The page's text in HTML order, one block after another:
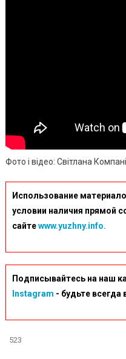
Фото і відео: Світлана
Использование
условии наличия прямой
сайтеwww.yuzhny.info.
Подписывайтесь на наш
Instagram - будьте всегда
523